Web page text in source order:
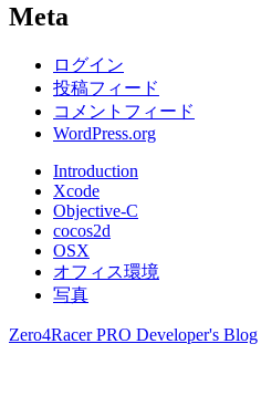
Meta
ログイン
投稿フィード
コメントフィード
WordPress.org
Introduction
Xcode
Objective-C
cocos2d
OSX
オフィス環境
写真
Zero4Racer PRO Developer's Blog